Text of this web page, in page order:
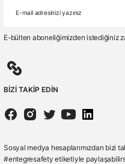
E-bülten aboneliğimizden istediğiniz
BİZİ TAKİP EDİN
Sosyal medya hesaplarımızdan bizi
#entegresafety etiketiyle